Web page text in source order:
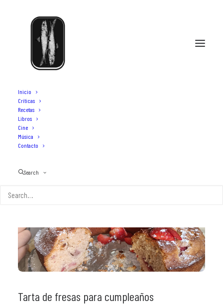
Inicio
Críticas
Recetas
Libros
Cine
Música
Contacto
Search
tarta casera de fresas
Tarta de fresas para cumpleaños